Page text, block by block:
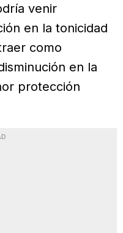
venir
en la tonicidad
como
en la
protección